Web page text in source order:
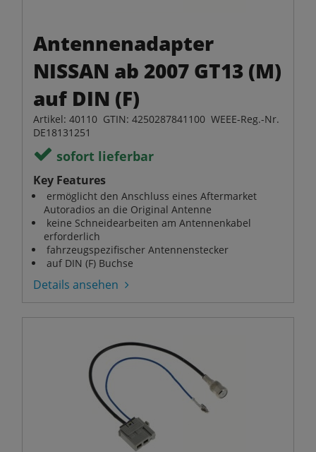
Antennenadapter
NISSAN ab 2007 GT13 (M)
auf DIN (F)
Artikel: 40110 GTIN: 4250287841100 WEEE-Reg.-Nr.
DE18131251
sofort lieferbar
Key Features
ermöglicht den Anschluss eines Aftermarket
Autoradios an die Original Antenne
keine Schneidearbeiten am Antennenkabel
erforderlich
fahrzeugspezifischer Antennenstecker
auf DIN (F) Buchse
Details ansehen